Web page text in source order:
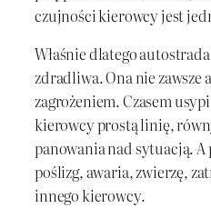
czujności kierowcy jest
Właśnie dlatego
zdradliwa. Ona nie zawsze
zagrożeniem. Czasem
kierowcy prostą linię,
panowania nad sytuacją. A
poślizg, awaria, zwierzę,
innego kierowcy.